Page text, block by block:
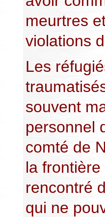
meurtres
violations
Les
souvent
personnel
comté de
la frontière
rencontré
qui ne